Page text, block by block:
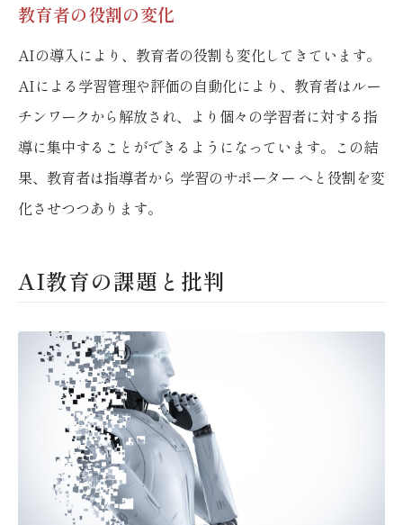
教育者の役割の変化
AIの導入により、教育者の役割も変化してきています。
AIによる学習管理や評価の自動化により、教育者はルー
チンワークから解放され、より個々の学習者に対する指
導に集中することができるようになっています。この結
果、教育者は指導者から 学習のサポーター へと役割を変
化させつつあります。
AI教育の課題と批判